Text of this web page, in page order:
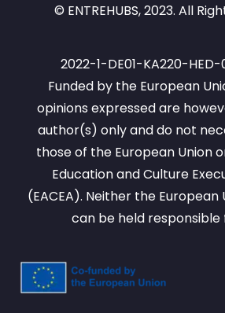
olmayan fakültelerden
anlayış geliştirmekle
zamanda öğrencilerinin
belirleyip
verimli bir şekilde
fikirleri etkili bir
uygulamalarına yardımcı
beceriler de
modül, eğitimcileri
etik davranmak ve farklı
geliştirmeye teşvik
ruhu desteklemektedir.
© ENTREHUBS, 2023. All
2022-1-DE01-KA220-
Funded by the European
opinions expressed are
author(s) only and do not
those of the European Union
Education and Culture
(EACEA). Neither the European
can be held responsible